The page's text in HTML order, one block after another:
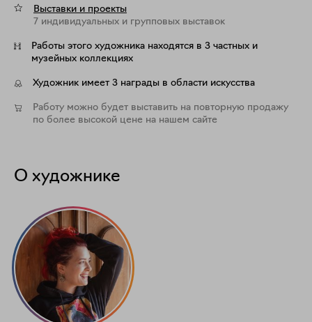
Выставки и проекты
7 индивидуальных и групповых выставок
Работы этого художника находятся в 3 частных и
музейных коллекциях
Художник имеет 3 награды в области искусства
Работу можно будет выставить на повторную продажу
по более высокой цене на нашем сайте
О художнике